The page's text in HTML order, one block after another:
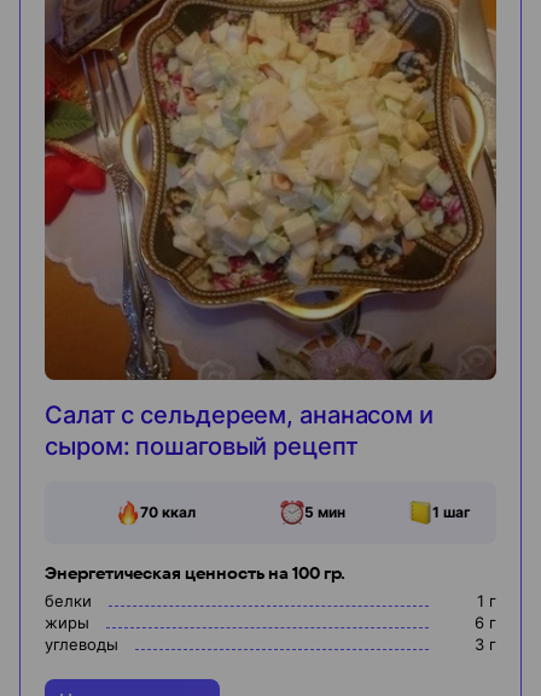
Салат с сельдереем, ананасом и
сыром: пошаговый рецепт
70ккал 5 мин 1 шаг
Энергетическая ценность на 100 гр.
белки 1 г
жиры
6 г
углеводы
3 г